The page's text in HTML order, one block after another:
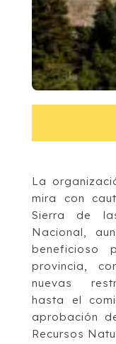
La
mira con
Sierra de
Nacional,
beneficioso
provincia,
nuevas
hasta el
aprobación
Recursos